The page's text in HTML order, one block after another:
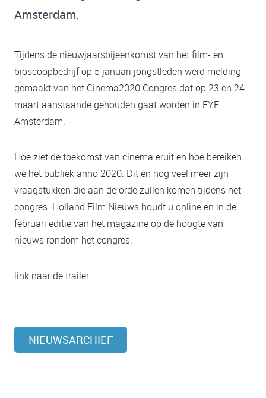
Amsterdam.
Tijdens de nieuwjaarsbijeenkomst van het film- en
bioscoopbedrijf op 5 januari jongstleden werd melding
gemaakt van het Cinema2020 Congres dat op 23 en 24
maart aanstaande gehouden gaat worden in EYE
Amsterdam.
Hoe ziet de toekomst van cinema eruit en hoe bereiken
we het publiek anno 2020. Dit en nog veel meer zijn
vraagstukken die aan de orde zullen komen tijdens het
congres. Holland Film Nieuws houdt u online en in de
februari editie van het magazine op de hoogte van
nieuws rondom het congres.
link naar de trailer
NIEUWSARCHIEF